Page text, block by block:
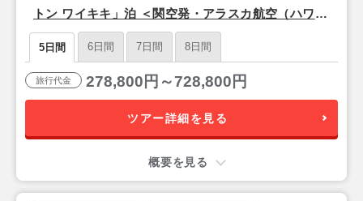
トン ワイキキ」泊 ＜関空発・アラスカ航空（ハワイ
アンブランド便）利用＞ 3泊5日間
5日間 6日間 7日間 8日間
旅行代金 278,800円～728,800円
ツアー詳細を見る
概要を見る